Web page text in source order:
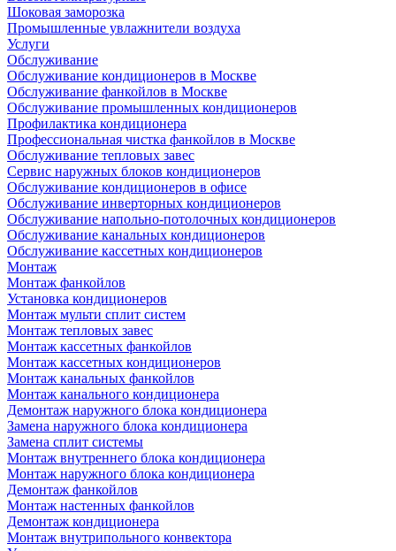
Шоковая заморозка
Промышленные увлажнители воздуха
Услуги
Обслуживание
Обслуживание кондиционеров в Москве
Обслуживание фанкойлов в Москве
Обслуживание промышленных кондиционеров
Профилактика кондиционера
Профессиональная чистка фанкойлов в Москве
Обслуживание тепловых завес
Сервис наружных блоков кондиционеров
Обслуживание кондиционеров в офисе
Обслуживание инверторных кондиционеров
Обслуживание напольно-потолочных кондиционеров
Обслуживание канальных кондиционеров
Обслуживание кассетных кондиционеров
Монтаж
Монтаж фанкойлов
Установка кондиционеров
Монтаж мульти сплит систем
Монтаж тепловых завес
Монтаж кассетных фанкойлов
Монтаж кассетных кондиционеров
Монтаж канальных фанкойлов
Монтаж канального кондиционера
Демонтаж наружного блока кондиционера
Замена наружного блока кондиционера
Замена сплит системы
Монтаж внутреннего блока кондиционера
Монтаж наружного блока кондиционера
Демонтаж фанкойлов
Монтаж настенных фанкойлов
Демонтаж кондиционера
Монтаж внутрипольного конвектора